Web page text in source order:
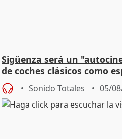
Sigüenza será un
de coches clásicos como
Sonido Totales 05/